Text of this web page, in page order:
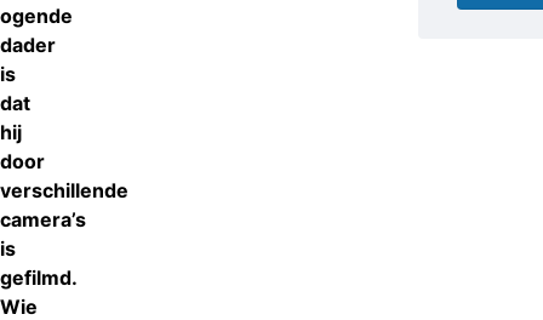
ogende
dader
is
dat
hij
door
verschillende
camera’s
is
gefilmd.
Wie